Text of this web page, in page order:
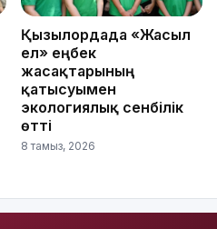
Қызылордада «Жасыл
ел» еңбек
жасақтарының
қатысуымен
экологиялық сенбілік
өтті
8 тамыз, 2026